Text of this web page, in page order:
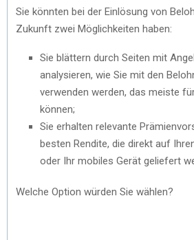
Sie könnten bei der Einlösung von
Zukunft zwei Möglichkeiten haben:
Sie blättern durch Seiten mit
analysieren, wie Sie mit den
verwenden werden, das meiste
können;
Sie erhalten relevante
besten Rendite, die direkt auf
oder Ihr mobiles Gerät geliefert
Welche Option würden Sie wählen?